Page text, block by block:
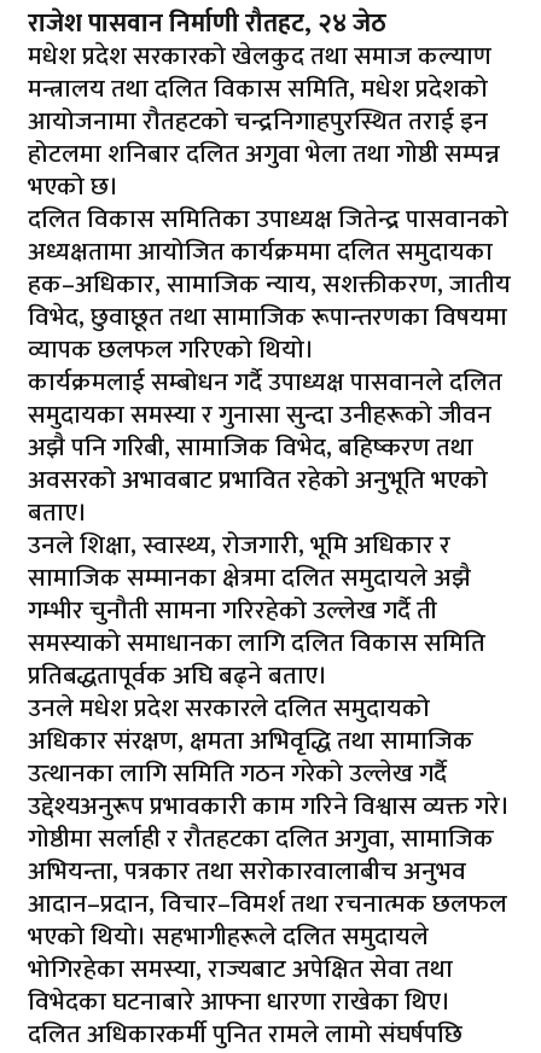
राजेश पासवान निर्माणी रौतहट, २४ जेठ
मधेश प्रदेश सरकारको खेलकुद तथा समाज कल्याण
मन्त्रालय तथा दलित विकास समिति, मधेश प्रदेशको
आयोजनामा रौतहटको चन्द्रनिगाहपुरस्थित तराई इन
होटलमा शनिबार दलित अगुवा भेला तथा गोष्ठी सम्पन्न
भएको छ।
दलित विकास समितिका उपाध्यक्ष जितेन्द्र पासवानको
अध्यक्षतामा आयोजित कार्यक्रममा दलित समुदायका
हक–अधिकार, सामाजिक न्याय, सशक्तीकरण, जातीय
विभेद, छुवाछूत तथा सामाजिक रूपान्तरणका विषयमा
व्यापक छलफल गरिएको थियो।
कार्यक्रमलाई सम्बोधन गर्दै उपाध्यक्ष पासवानले दलित
समुदायका समस्या र गुनासा सुन्दा उनीहरूको जीवन
अझै पनि गरिबी, सामाजिक विभेद, बहिष्करण तथा
अवसरको अभावबाट प्रभावित रहेको अनुभूति भएको
बताए।
उनले शिक्षा, स्वास्थ्य, रोजगारी, भूमि अधिकार र
सामाजिक सम्मानका क्षेत्रमा दलित समुदायले अझै
गम्भीर चुनौती सामना गरिरहेको उल्लेख गर्दै ती
समस्याको समाधानका लागि दलित विकास समिति
प्रतिबद्धतापूर्वक अघि बढ्ने बताए।
उनले मधेश प्रदेश सरकारले दलित समुदायको
अधिकार संरक्षण, क्षमता अभिवृद्धि तथा सामाजिक
उत्थानका लागि समिति गठन गरेको उल्लेख गर्दै
उद्देश्यअनुरूप प्रभावकारी काम गरिने विश्वास व्यक्त गरे।
गोष्ठीमा सर्लाही र रौतहटका दलित अगुवा, सामाजिक
अभियन्ता, पत्रकार तथा सरोकारवालाबीच अनुभव
आदान–प्रदान, विचार–विमर्श तथा रचनात्मक छलफल
भएको थियो। सहभागीहरूले दलित समुदायले
भोगिरहेका समस्या, राज्यबाट अपेक्षित सेवा तथा
विभेदका घटनाबारे आफ्ना धारणा राखेका थिए।
दलित अधिकारकर्मी पुनित रामले लामो संघर्षपछि